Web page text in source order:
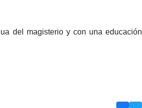
del magisterio y con una educación